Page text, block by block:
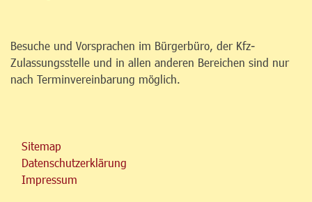
Besuche und Vorsprachen im Bürgerbüro, der Kfz-
Zulassungsstelle und in allen anderen Bereichen sind nur
nach Terminvereinbarung möglich.
Sitemap
Datenschutzerklärung
Impressum